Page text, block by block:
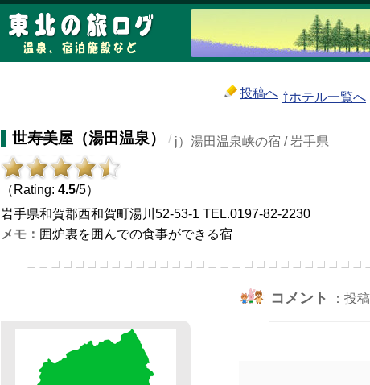
投稿へ ⇧ホテル一覧へ
世寿美屋（湯田温泉） / j）湯田温泉峡の宿 / 岩手県
（Rating: 4.5/5）
岩手県和賀郡西和賀町湯川52-53-1 TEL.0197-82-2230
囲炉裏を囲んでの食事ができる宿
コメント ：投